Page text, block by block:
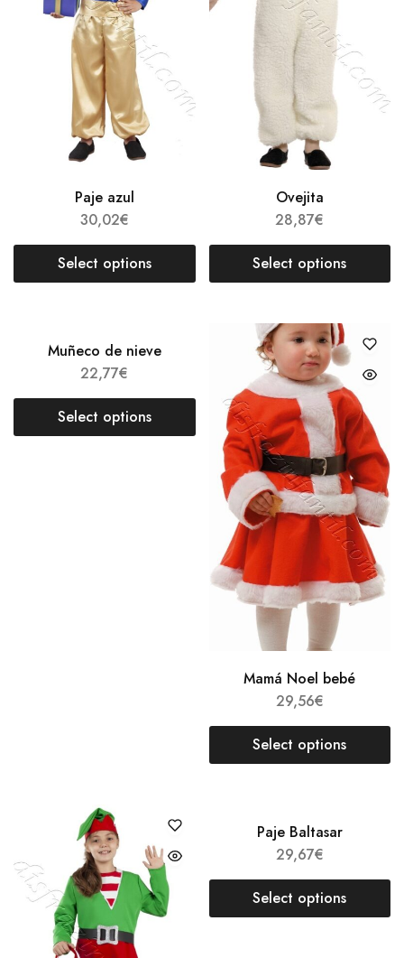
Paje azul
30,02€
Select options
Ovejita
28,87€
Select options
Muñeco de nieve
22,77€
Select options
Mamá Noel bebé
29,56€
Select options
Paje Baltasar
29,67€
Select options